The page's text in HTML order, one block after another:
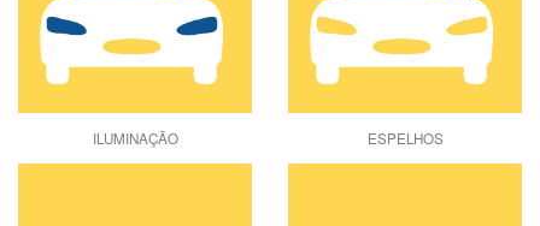
ILUMINAÇÃO ESPELHOS